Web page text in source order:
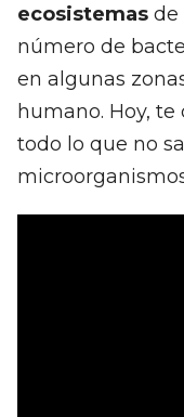
ecosistemas de
número de
en algunas
humano. Hoy,
todo lo que no